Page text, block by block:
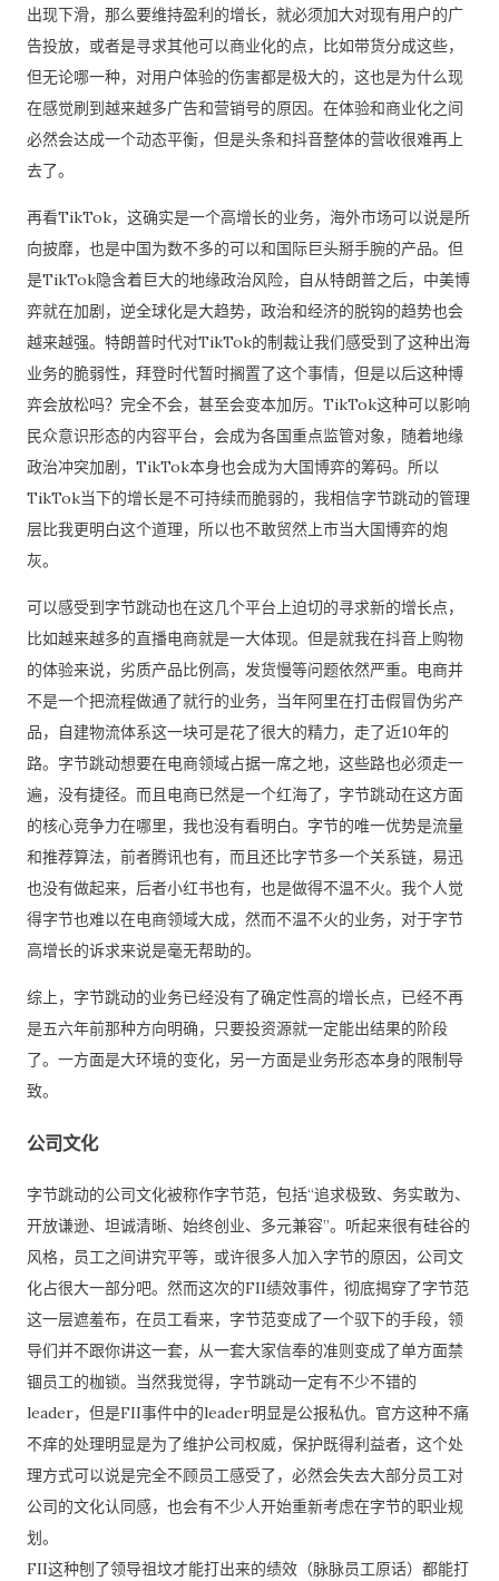
出现下滑，那么要维持盈利的增长，就必须加大对现有用户的广
告投放，或者是寻求其他可以商业化的点，比如带货分成这些，
但无论哪一种，对用户体验的伤害都是极大的，这也是为什么现
在感觉刷到越来越多广告和营销号的原因。在体验和商业化之间
必然会达成一个动态平衡，但是头条和抖音整体的营收很难再上
去了。
再看TikTok，这确实是一个高增长的业务，海外市场可以说是所
向披靡，也是中国为数不多的可以和国际巨头掰手腕的产品。但
是TikTok隐含着巨大的地缘政治风险，自从特朗普之后，中美博
弈就在加剧，逆全球化是大趋势，政治和经济的脱钩的趋势也会
越来越强。特朗普时代对TikTok的制裁让我们感受到了这种出海
业务的脆弱性，拜登时代暂时搁置了这个事情，但是以后这种博
弈会放松吗？完全不会，甚至会变本加厉。TikTok这种可以影响
民众意识形态的内容平台，会成为各国重点监管对象，随着地缘
政治冲突加剧，TikTok本身也会成为大国博弈的筹码。所以
TikTok当下的增长是不可持续而脆弱的，我相信字节跳动的管理
层比我更明白这个道理，所以也不敢贸然上市当大国博弈的炮
灰。
可以感受到字节跳动也在这几个平台上迫切的寻求新的增长点，
比如越来越多的直播电商就是一大体现。但是就我在抖音上购物
的体验来说，劣质产品比例高，发货慢等问题依然严重。电商并
不是一个把流程做通了就行的业务，当年阿里在打击假冒伪劣产
品，自建物流体系这一块可是花了很大的精力，走了近10年的
路。字节跳动想要在电商领域占据一席之地，这些路也必须走一
遍，没有捷径。而且电商已然是一个红海了，字节跳动在这方面
的核心竞争力在哪里，我也没有看明白。字节的唯一优势是流量
和推荐算法，前者腾讯也有，而且还比字节多一个关系链，易迅
也没有做起来，后者小红书也有，也是做得不温不火。我个人觉
得字节也难以在电商领域大成，然而不温不火的业务，对于字节
高增长的诉求来说是毫无帮助的。
综上，字节跳动的业务已经没有了确定性高的增长点，已经不再
是五六年前那种方向明确，只要投资源就一定能出结果的阶段
了。一方面是大环境的变化，另一方面是业务形态本身的限制导
致。
公司文化
字节跳动的公司文化被称作字节范，包括“追求极致、务实敢为、
开放谦逊、坦诚清晰、始终创业、多元兼容”。听起来很有硅谷的
风格，员工之间讲究平等，或许很多人加入字节的原因，公司文
化占很大一部分吧。然而这次的FII绩效事件，彻底揭穿了字节范
这一层遮羞布，在员工看来，字节范变成了一个驭下的手段，领
导们并不跟你讲这一套，从一套大家信奉的准则变成了单方面禁
锢员工的枷锁。当然我觉得，字节跳动一定有不少不错的
leader，但是FII事件中的leader明显是公报私仇。官方这种不痛
不痒的处理明显是为了维护公司权威，保护既得利益者，这个处
理方式可以说是完全不顾员工感受了，必然会失去大部分员工对
公司的文化认同感，也会有不少人开始重新考虑在字节的职业规
划。
FII这种刨了领导祖坟才能打出来的绩效（脉脉员工原话）都能打